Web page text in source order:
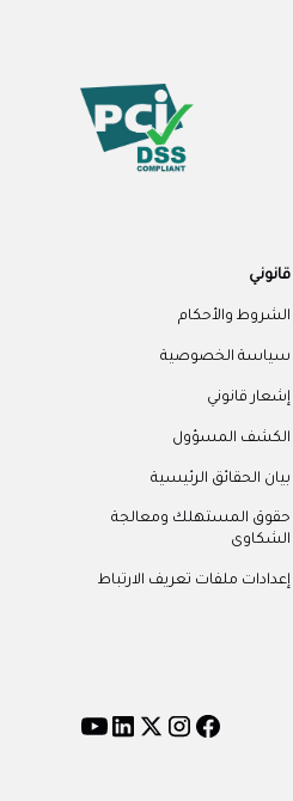
قانوني
الشروط والأحكام
سياسة الخصوصية
إشعار قانوني
الكشف المسؤول
بيان الحقائق الرئيسية
حقوق المستهلك ومعالجة
الشكاوى
إعدادات ملفات تعريف الارتباط